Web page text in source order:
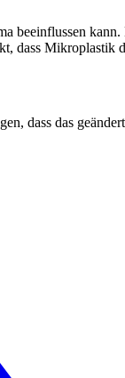
beeinflussen
dass
dass das